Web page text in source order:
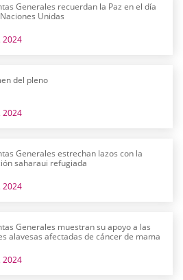
Generales recuerdan la Paz en el día
Unidas
2024
del pleno
2024
Generales estrechan lazos con la
saharaui refugiada
2024
Generales muestran su apoyo a las
alavesas afectadas de cáncer de mama
2024